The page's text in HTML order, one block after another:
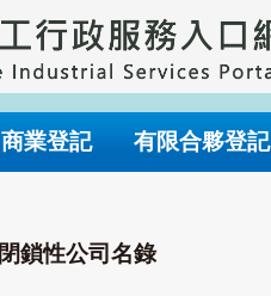
商業登記 有限合夥登記
閉鎖性公司名錄